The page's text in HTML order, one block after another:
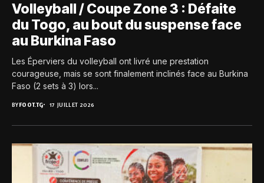
Volleyball / Coupe Zone 3 : Défaite
du Togo, au bout du suspense face
au Burkina Faso
Les Éperviers du volleyball ont livré une prestation
courageuse, mais se sont finalement inclinés face au Burkina
Faso (2 sets à 3) lors...
BYFOOT.TG 17 JUILLET 2026